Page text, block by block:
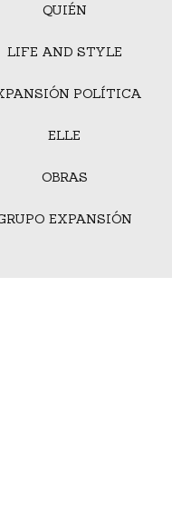
QUIÉN
LIFE AND STYLE
POLÍTICA
ELLE
OBRAS
EXPANSIÓN